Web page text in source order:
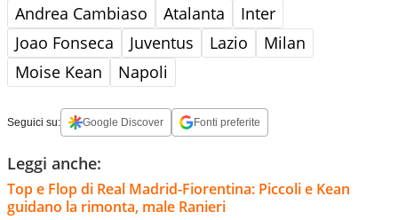
Andrea Cambiaso Atalanta
Inter
Joao Fonseca
Juventus Lazio
Milan
Moise Kean
Napoli
Seguici su: Google Discover Fonti preferite
Leggi anche:
Top e Flop di Real Madrid-Fiorentina: Piccoli e Kean
guidano la rimonta, male Ranieri